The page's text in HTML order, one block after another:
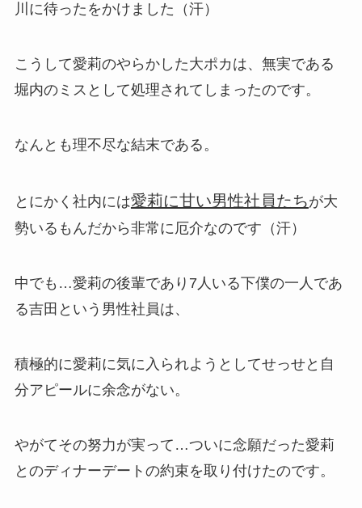
川に待ったをかけました（汗）
こうして愛莉のやらかした大ポカは、無実である
堀内のミスとして処理されてしまったのです。
なんとも理不尽な結末である。
とにかく社内には愛莉に甘い男性社員たちが大
勢いるもんだから非常に厄介なのです（汗）
中でも…愛莉の後輩であり7人いる下僕の一人であ
る吉田という男性社員は、
積極的に愛莉に気に入られようとしてせっせと自
分アピールに余念がない。
やがてその努力が実って…ついに念願だった愛莉
とのディナーデートの約束を取り付けたのです。